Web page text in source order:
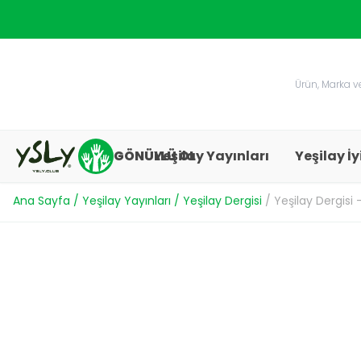
Yeşilay Yayınları Yeşilay
GÖNÜLLÜ OL
Ana Sayfa / Yeşilay Yayınları / Yeşilay Dergisi / Yeşilay Dergisi